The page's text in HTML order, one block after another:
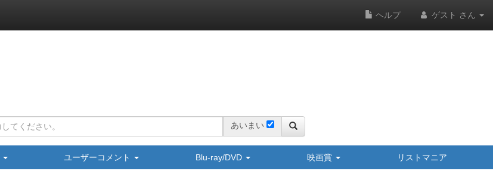
ヘルプ ゲスト さん
あいまい
ユーザーコメント Blu-ray/DVD 映画賞 リストマニア